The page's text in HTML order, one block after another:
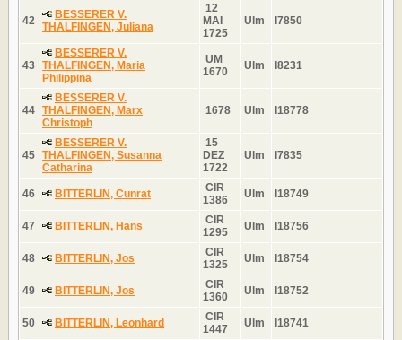
42
BESSERER V.
THALFINGEN, Juliana
12
MAI
1725
Ulm I7850
43
BESSERER V.
THALFINGEN, Maria
Philippina
UM
1670
Ulm I8231
44
BESSERER V.
THALFINGEN, Marx
Christoph
1678 Ulm I18778
45
BESSERER V.
THALFINGEN, Susanna
Catharina
15
DEZ
1722
Ulm I7835
46 BITTERLIN, Cunrat
CIR
1386
Ulm I18749
47 BITTERLIN, Hans
CIR
1295
Ulm I18756
48 BITTERLIN, Jos
CIR
1325
Ulm I18754
49 BITTERLIN, Jos
CIR
1360
Ulm I18752
50 BITTERLIN, Leonhard
CIR
1447
Ulm I18741